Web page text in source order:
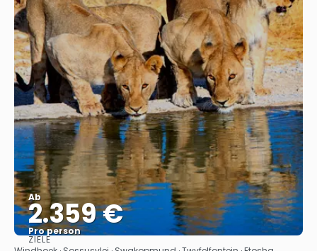
Ab
2.359 €
Pro person
ZIELE